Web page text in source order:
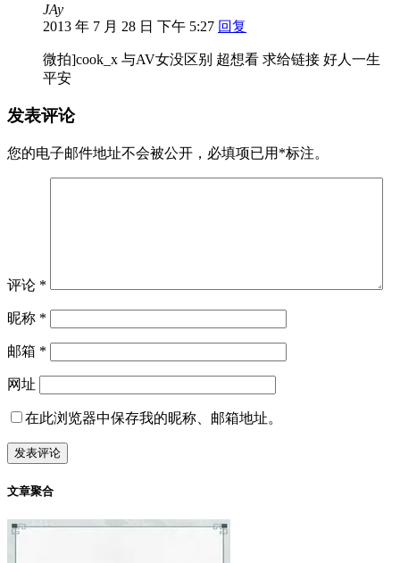
JAy
2013 年 7 月 28 日 下午 5:27 回复
微拍]cook_x 与AV女没区别 超想看 求给链接 好人一生
平安
发表评论
您的电子邮件地址不会被公开， 必填项已用 *标注。
评论 *
昵称 *
邮箱 *
网址
在此浏览器中保存我的昵称、邮箱地址。
文章聚合